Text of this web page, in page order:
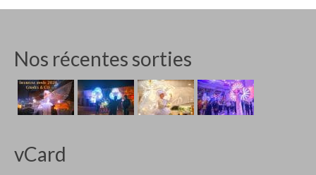
Nos récentes sorties
vCard